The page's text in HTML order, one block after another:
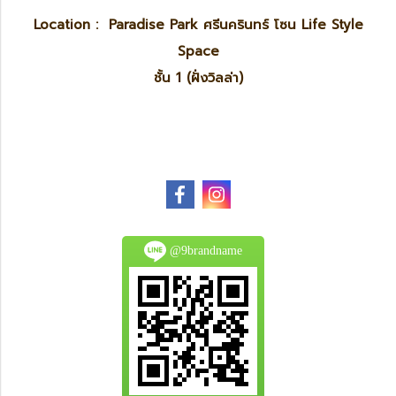
Location : Paradise Park ศรีนครินทร์ โซน Life Style
Space
ชั้น 1 (ฝั่งวิลล่า)
@9brandname